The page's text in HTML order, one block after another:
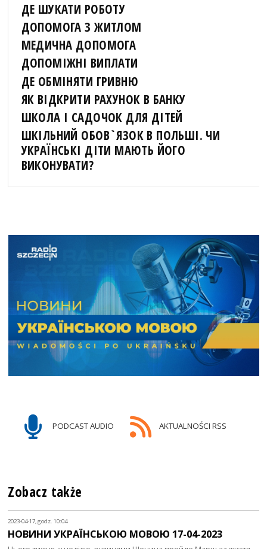
ДЕ ШУКАТИ РОБОТУ
ДОПОМОГА З ЖИТЛОМ
МЕДИЧНА ДОПОМОГА
ДОПОМІЖНІ ВИПЛАТИ
ДЕ ОБМІНЯТИ ГРИВНЮ
ЯК ВІДКРИТИ РАХУНОК В БАНКУ
ШКОЛА І САДОЧОК ДЛЯ ДІТЕЙ
ШКІЛЬНИЙ ОБОВ`ЯЗОК В ПОЛЬШІ. ЧИ
УКРАЇНСЬКІ ДІТИ МАЮТЬ ЙОГО
ВИКОНУВАТИ?
PODCAST AUDIO AKTUALNOŚCI RSS
Zobacz także
2023-04-17, godz. 10:04
НОВИНИ УКРАЇНСЬКОЮ МОВОЮ 17-04-2023